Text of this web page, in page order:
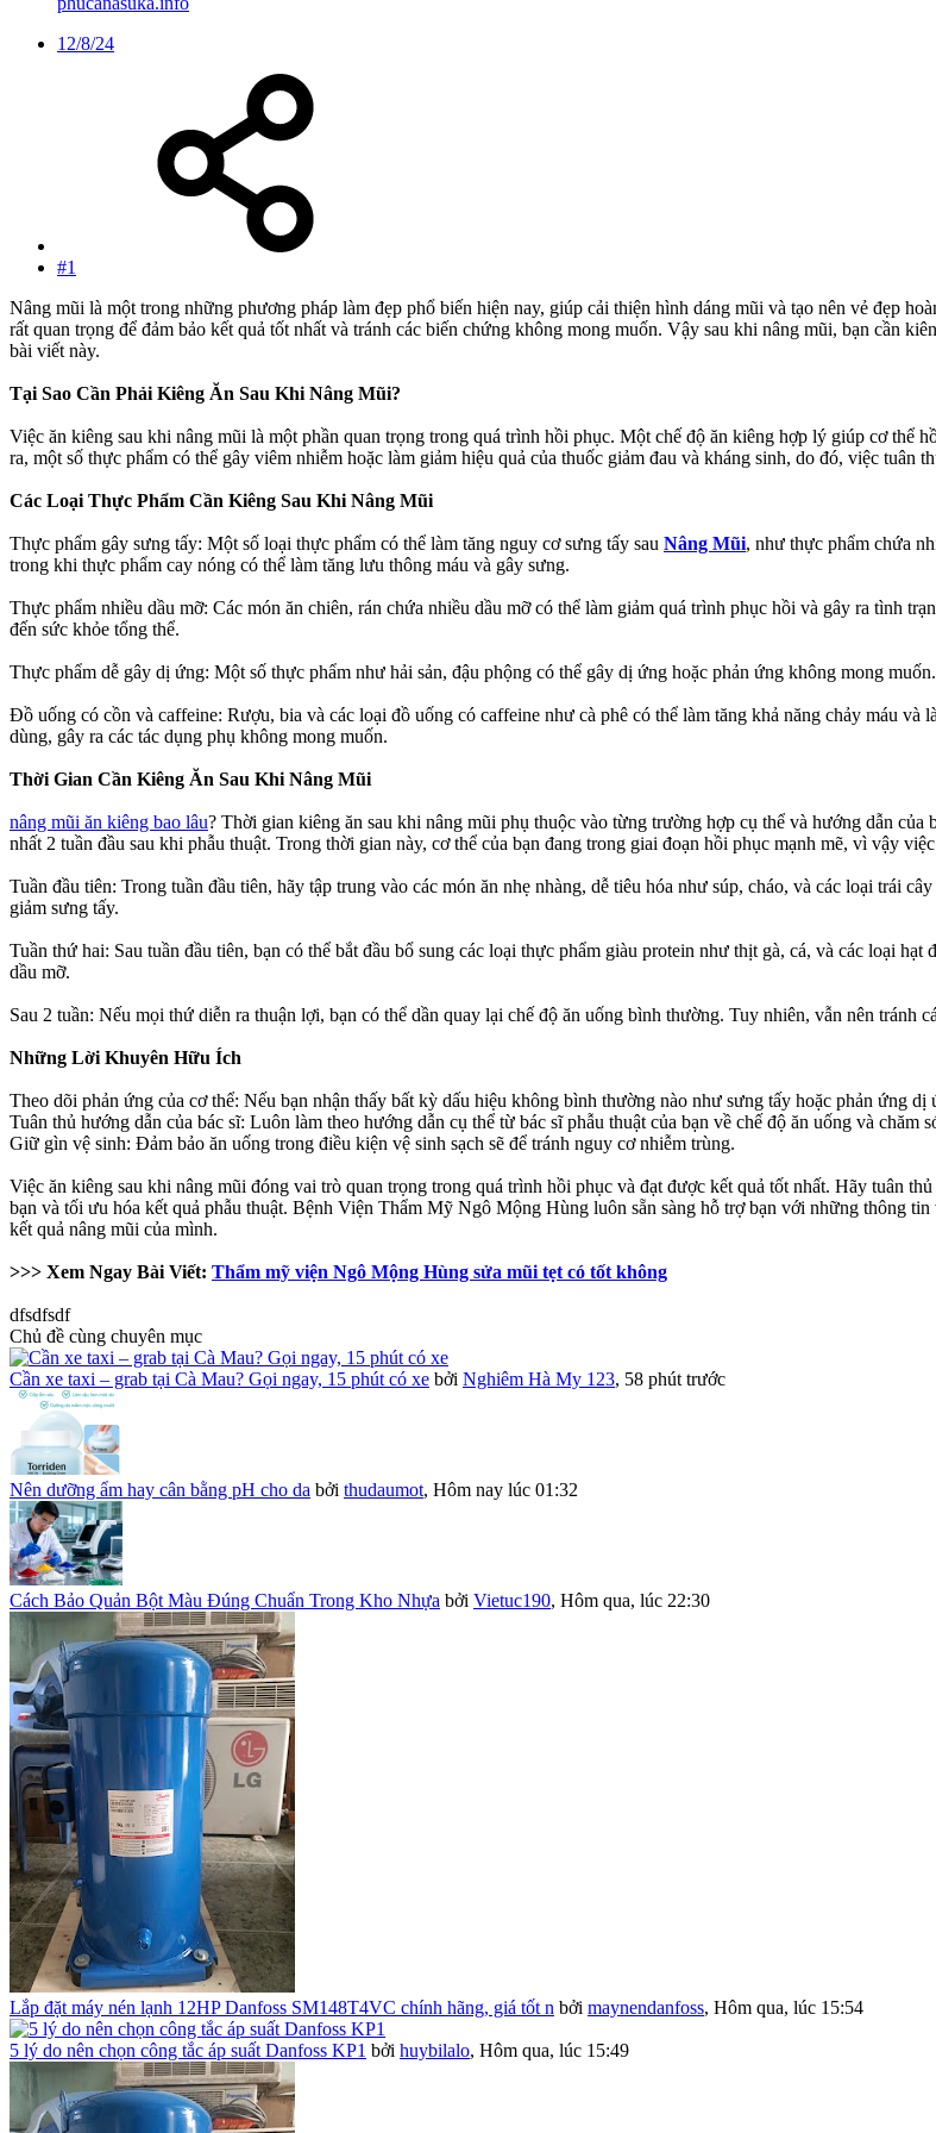
12/8/24
#1
Nâng mũi là một trong những phương pháp làm đẹp phổ biến hiện nay, giúp cải thiện hình dáng mũi và tạo nên vẻ đẹp
rất quan trọng để đảm bảo kết quả tốt nhất và tránh các biến chứng không mong muốn. Vậy sau khi nâng mũi, bạn cần
bài viết này.
Tại Sao Cần Phải Kiêng Ăn Sau Khi Nâng Mũi?
Việc ăn kiêng sau khi nâng mũi là một phần quan trọng trong quá trình hồi phục. Một chế độ ăn kiêng hợp lý giúp cơ thể
ra, một số thực phẩm có thể gây viêm nhiễm hoặc làm giảm hiệu quả của thuốc giảm đau và kháng sinh, do đó, việc tuân
Các Loại Thực Phẩm Cần Kiêng Sau Khi Nâng Mũi
Thực phẩm gây sưng tấy: Một số loại thực phẩm có thể làm tăng nguy cơ sưng tấy sau Nâng Mũi, như thực phẩm chứa
trong khi thực phẩm cay nóng có thể làm tăng lưu thông máu và gây sưng.
Thực phẩm nhiều dầu mỡ: Các món ăn chiên, rán chứa nhiều dầu mỡ có thể làm giảm quá trình phục hồi và gây ra tình
đến sức khỏe tổng thể.
Thực phẩm dễ gây dị ứng: Một số thực phẩm như hải sản, đậu phộng có thể gây dị ứng hoặc phản ứng không mong
Đồ uống có cồn và caffeine: Rượu, bia và các loại đồ uống có caffeine như cà phê có thể làm tăng khả năng chảy máu
dùng, gây ra các tác dụng phụ không mong muốn.
Thời Gian Cần Kiêng Ăn Sau Khi Nâng Mũi
nâng mũi ăn kiêng bao lâu? Thời gian kiêng ăn sau khi nâng mũi phụ thuộc vào từng trường hợp cụ thể và hướng dẫn
nhất 2 tuần đầu sau khi phẫu thuật. Trong thời gian này, cơ thể của bạn đang trong giai đoạn hồi phục mạnh mẽ, vì vậy
Tuần đầu tiên: Trong tuần đầu tiên, hãy tập trung vào các món ăn nhẹ nhàng, dễ tiêu hóa như súp, cháo, và các loại trái
giảm sưng tấy.
Tuần thứ hai: Sau tuần đầu tiên, bạn có thể bắt đầu bổ sung các loại thực phẩm giàu protein như thịt gà, cá, và các loại
dầu mỡ.
Sau 2 tuần: Nếu mọi thứ diễn ra thuận lợi, bạn có thể dần quay lại chế độ ăn uống bình thường. Tuy nhiên, vẫn nên tránh
Những Lời Khuyên Hữu Ích
Theo dõi phản ứng của cơ thể: Nếu bạn nhận thấy bất kỳ dấu hiệu không bình thường nào như sưng tấy hoặc phản ứng
Tuân thủ hướng dẫn của bác sĩ: Luôn làm theo hướng dẫn cụ thể từ bác sĩ phẫu thuật của bạn về chế độ ăn uống và chăm
Giữ gìn vệ sinh: Đảm bảo ăn uống trong điều kiện vệ sinh sạch sẽ để tránh nguy cơ nhiễm trùng.
Việc ăn kiêng sau khi nâng mũi đóng vai trò quan trọng trong quá trình hồi phục và đạt được kết quả tốt nhất. Hãy tuân
bạn và tối ưu hóa kết quả phẫu thuật. Bệnh Viện Thẩm Mỹ Ngô Mộng Hùng luôn sẵn sàng hỗ trợ bạn với những thông
kết quả nâng mũi của mình.
>>> Xem Ngay Bài Viết: Thẩm mỹ viện Ngô Mộng Hùng sửa mũi tẹt có tốt không
dfsdfsdf
Chủ đề cùng chuyên mục
Cần xe taxi – grab tại Cà Mau? Gọi ngay, 15 phút có xe bởi Nghiêm Hà My 123, 58 phút trước
Nên dưỡng ẩm hay cân bằng pH cho da bởi thudaumot, Hôm nay lúc 01:32
Cách Bảo Quản Bột Màu Đúng Chuẩn Trong Kho Nhựa bởi Vietuc190, Hôm qua, lúc 22:30
Lắp đặt máy nén lạnh 12HP Danfoss SM148T4VC chính hãng, giá tốt n bởi maynendanfoss, Hôm qua, lúc 15:54
5 lý do nên chọn công tắc áp suất Danfoss KP1 bởi huybilalo, Hôm qua, lúc 15:49